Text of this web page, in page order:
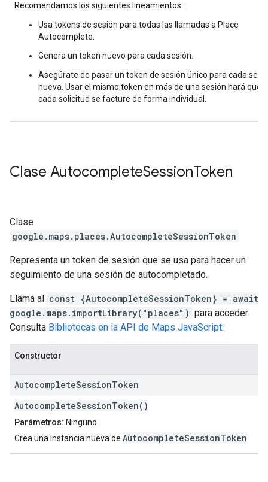
Recomendamos los siguientes lineamientos:
Usa tokens de sesión para todas las llamadas a Place
Autocomplete.
Genera un token nuevo para cada sesión.
Asegúrate de pasar un token de sesión único para cada
nueva. Usar el mismo token en más de una sesión hará que
cada solicitud se facture de forma individual.
Clase AutocompleteSessionToken
Clase
google.maps.places.AutocompleteSessionToken
Representa un token de sesión que se usa para hacer un
seguimiento de una sesión de autocompletado.
Llama al const {AutocompleteSessionToken} = await
google.maps.importLibrary("places") para acceder.
Consulta Bibliotecas en la API de Maps JavaScript.
Constructor
AutocompleteSessionToken
AutocompleteSessionToken()
Parámetros: Ninguno
Crea una instancia nueva de AutocompleteSessionToken